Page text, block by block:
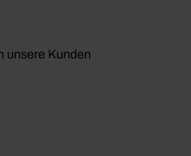
unsere Kunden